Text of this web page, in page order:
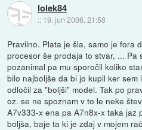
lolek84
:: 19. jun 2006, 21:58
Pravilno. Plata je šla, samo je fora
procesor še prodaja to stvar, ... Pa
pozanimal pa mu sporočil koliko
bilo najboljše da bi jo kupil ker sem
odločil za "boljši" model. Tak po
oz. se ne spoznam v to le neke
A7v333-x ena pa A7n8x-x taka jaz
boljša, baje ta ki je zdaj v mojem